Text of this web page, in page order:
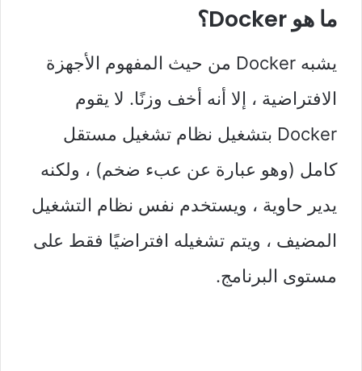
ما هو Docker؟
يشبه Docker من حيث المفهوم الأجهزة
الافتراضية ، إلا أنه أخف وزنًا. لا يقوم
Docker بتشغيل نظام تشغيل مستقل
كامل (وهو عبارة عن عبء ضخم) ، ولكنه
يدير حاوية ، ويستخدم نفس نظام التشغيل
المضيف ، ويتم تشغيله افتراضيًا فقط على
مستوى البرنامج.